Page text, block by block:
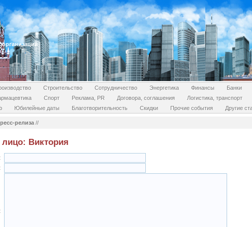
Строительство Сотрудничество Энергетика Финансы Банки
Спорт Реклама, PR Договора, соглашения Логистика, транспорт
Юбилейные даты Благотворительность Скидки Прочие события Другие
релиза //
лицо: Виктория